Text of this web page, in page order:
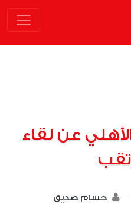
عن لقاء
حسام صديق